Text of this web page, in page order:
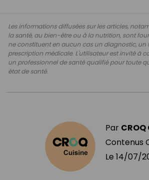
Les informations diffusées sur les articles,
la santé, au bien-être ou à la nutrition, sont
ne constituent en aucun cas un diagnostic, un
prescription médicale. L'utilisateur est invité à
un professionnel de santé qualifié pour toute
état de santé.
Par
Contenus
Le 14/07/